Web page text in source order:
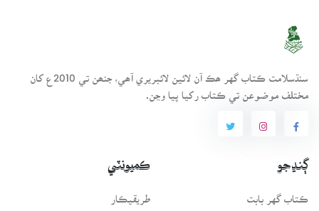
سنڌسلامت ڪتاب گهر ھڪ آن لائين لائبريري آھي، جنھن تي 2010ع کان
مختلف موضوعن تي ڪتاب رکيا پيا وڃن.
ڳنڍجو
ڪتاب گهر بابت
ڪميونٽي
طريقيڪار